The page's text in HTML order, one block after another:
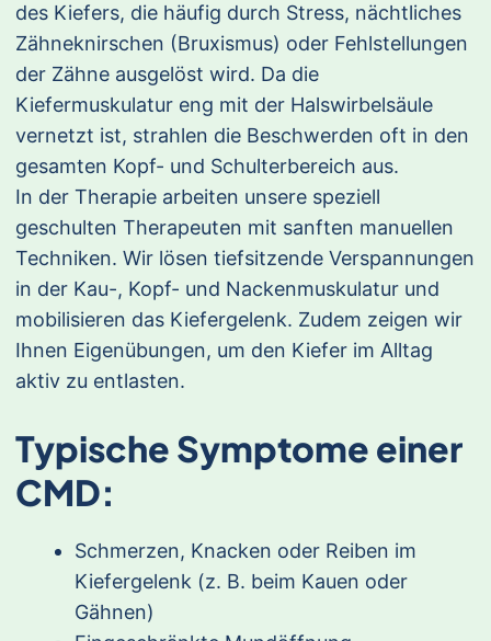
des Kiefers, die häufig durch Stress, nächtliches
Zähneknirschen (Bruxismus) oder Fehlstellungen
der Zähne ausgelöst wird. Da die
Kiefermuskulatur eng mit der Halswirbelsäule
vernetzt ist, strahlen die Beschwerden oft in den
gesamten Kopf- und Schulterbereich aus.
In der Therapie arbeiten unsere speziell
geschulten Therapeuten mit sanften manuellen
Techniken. Wir lösen tiefsitzende Verspannungen
in der Kau-, Kopf- und Nackenmuskulatur und
mobilisieren das Kiefergelenk. Zudem zeigen wir
Ihnen Eigenübungen, um den Kiefer im Alltag
aktiv zu entlasten.
Typische Symptome einer
CMD:
Schmerzen, Knacken oder Reiben im
Kiefergelenk (z. B. beim Kauen oder
Gähnen)